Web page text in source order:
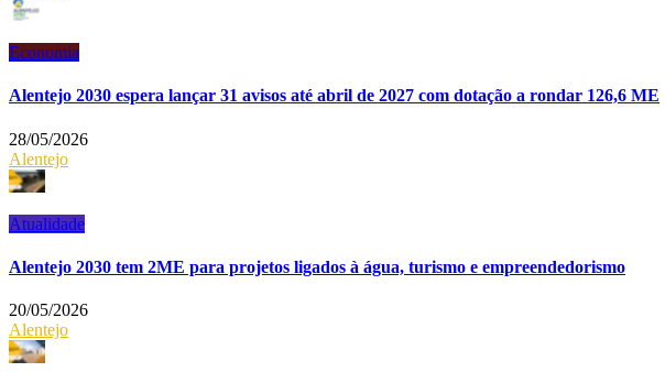
Economia
Alentejo 2030 espera lançar 31 avisos até abril de 2027 com dotação a rondar 126,6 ME
28/05/2026
Alentejo
Atualidade
Alentejo 2030 tem 2ME para projetos ligados à água, turismo e empreendedorismo
20/05/2026
Alentejo